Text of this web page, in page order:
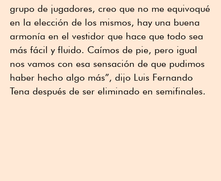
grupo de jugadores, creo que no me equivoqué
en la elección de los mismos, hay una buena
armonía en el vestidor que hace que todo sea
más fácil y fluido. Caímos de pie, pero igual
nos vamos con esa sensación de que pudimos
haber hecho algo más”, dijo Luis Fernando
Tena después de ser eliminado en semifinales.